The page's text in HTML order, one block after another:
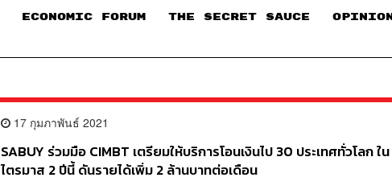
ECONOMIC FORUM THE SECRET SAUCE​ OPINION
17 กุมภาพันธ์ 2021
SABUY ร่วมมือ CIMBT เตรียมให้บริการโอนเงินไป 30 ประเทศทั่วโลก ใน
ไตรมาส 2 ปีนี้ ดันรายได้เพิ่ม 2 ล้านบาทต่อเดือน